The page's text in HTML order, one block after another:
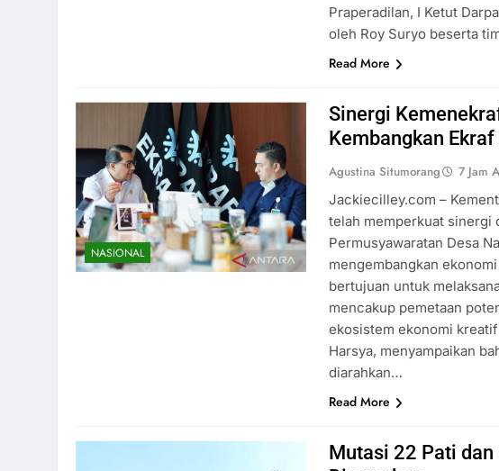
Praperadilan, I Ketut
oleh Roy Suryo beserta
Read More
NASIONAL
Sinergi
Kembangkan Ekraf
Agustina Situmorang 7 Jam
Jackiecilley.com –
telah memperkuat sinergi
Permusyawaratan Desa
mengembangkan
bertujuan untuk
mencakup pemetaan
ekosistem ekonomi
Harsya, menyampaikan
diarahkan…
Read More
Mutasi 22 Pati